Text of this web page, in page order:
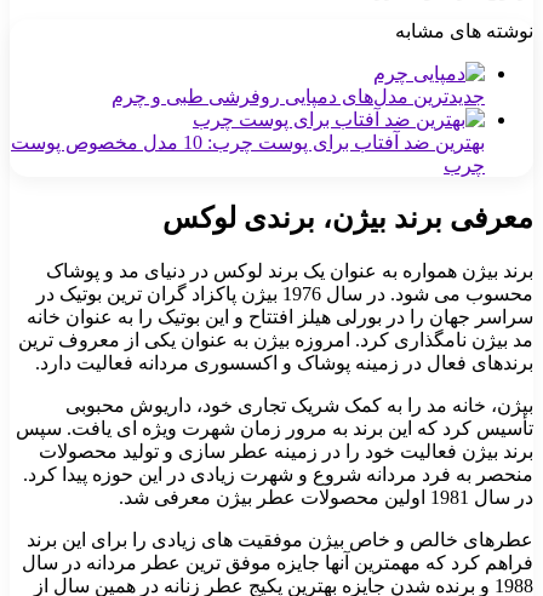
نوشته های مشابه
جدیدترین مدل‌های دمپایی روفرشی طبی و چرم
بهترین ضد آفتاب برای پوست چرب: 10 مدل مخصوص پوست
چرب
معرفی برند بیژن، برندی لوکس
برند بیژن همواره به عنوان یک برند لوکس در دنیای مد و پوشاک
محسوب می شود. در سال 1976 بیژن پاکزاد گران ترین بوتیک در
سراسر جهان را در بورلی هیلز افتتاح و این بوتیک را به عنوان خانه
مد بیژن نامگذاری کرد. امروزه بیژن به عنوان یکی از معروف ترین
برندهای فعال در زمینه پوشاک و اکسسوری مردانه فعالیت دارد.
بیژن، خانه مد را به کمک شریک تجاری خود، داریوش محبوبی
تأسیس کرد که این برند به مرور زمان شهرت ویژه ای یافت. سپس
برند بیژن فعالیت خود را در زمینه عطر سازی و تولید محصولات
منحصر به فرد مردانه شروع و شهرت زیادی در این حوزه پیدا کرد.
در سال 1981 اولین محصولات عطر بیژن معرفی شد.
عطرهای خالص و خاص بیژن موفقیت های زیادی را برای این برند
فراهم کرد که مهمترین آنها جایزه موفق ترین عطر مردانه در سال
1988 و برنده شدن جایزه بهترین پکیج عطر زنانه در همین سال از